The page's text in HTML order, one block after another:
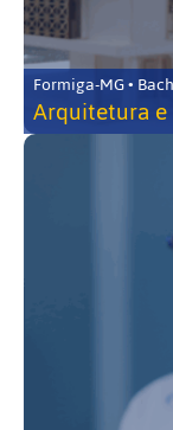
Formiga-MG •
Arquitetura